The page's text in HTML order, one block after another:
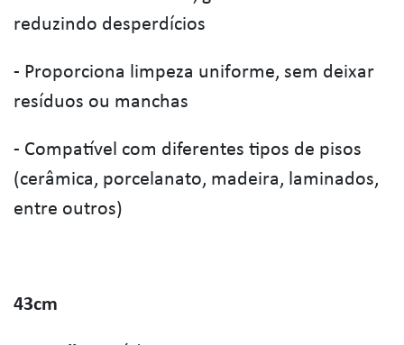
reduzindo desperdícios
- Proporciona limpeza uniforme, sem deixar
resíduos ou manchas
- Compatível com diferentes tipos de pisos
(cerâmica, porcelanato, madeira, laminados,
entre outros)
43cm